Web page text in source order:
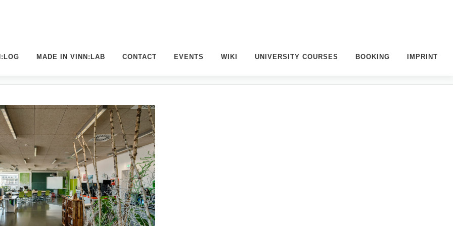
MADE IN VINN:LAB CONTACT EVENTS WIKI UNIVERSITY COURSES BOOKING IMPRINT